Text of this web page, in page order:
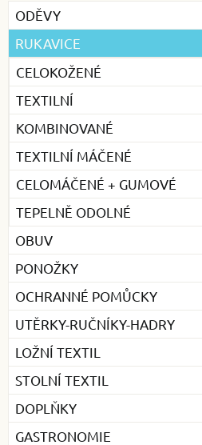
ODĚVY
RUKAVICE
CELOKOŽENÉ
TEXTILNÍ
KOMBINOVANÉ
TEXTILNÍ MÁČENÉ
CELOMÁČENÉ + GUMOVÉ
TEPELNĚ ODOLNÉ
OBUV
PONOŽKY
OCHRANNÉ POMŮCKY
UTĚRKY-RUČNÍKY-HADRY
LOŽNÍ TEXTIL
STOLNÍ TEXTIL
DOPLŇKY
GASTRONOMIE